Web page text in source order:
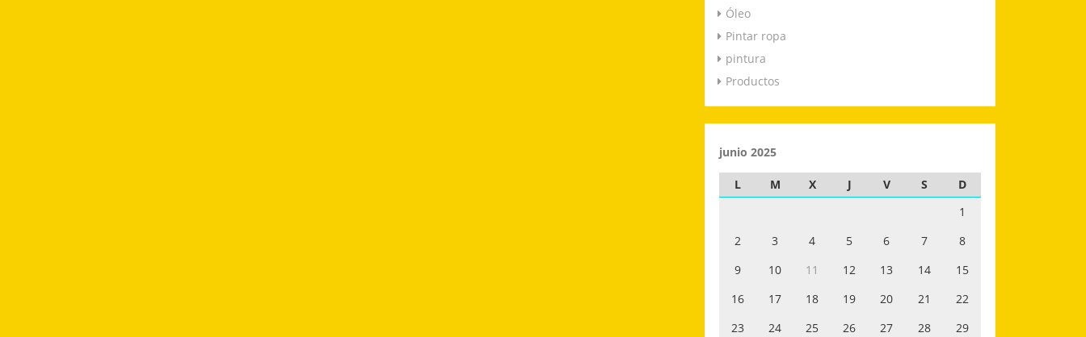
Óleo
Pintar ropa
pintura
Productos
junio 2025
L M X J V S
D
1
2
3 4 5 6 7
8
9
10 11 12 13 14
15
16
17 18 19 20 21
22
23
24 25 26 27 28 29